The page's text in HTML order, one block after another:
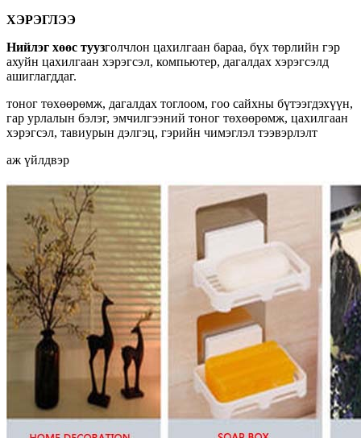
ХЭРЭГЛЭЭ
Нийлэг хөөс туузголчлон цахилгаан бараа, бүх төрлийн гэр
ахуйн цахилгаан хэрэгсэл, компьютер, дагалдах хэрэгсэлд
ашиглагддаг.
тоног төхөөрөмж, дагалдах тоглоом, гоо сайхны бүтээгдэхүүн,
гар урлалын бэлэг, эмчилгээний тоног төхөөрөмж, цахилгаан
хэрэгсэл, тавиурын дэлгэц, гэрийн чимэглэл тээвэрлэлт
аж үйлдвэр